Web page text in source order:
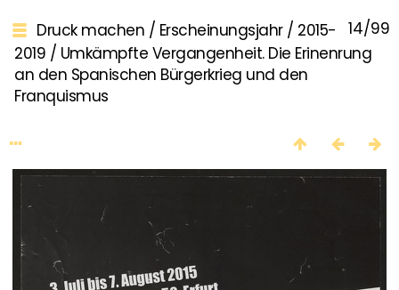
14/99
Druck machen / Erscheinungsjahr/ 2015-
2019 / Umkämpfte Vergangenheit. Die Erinenrung
an den Spanischen Bürgerkrieg und den
Franquismus